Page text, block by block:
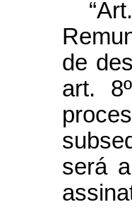
de
art.
será